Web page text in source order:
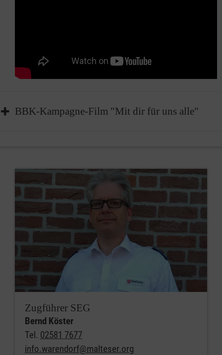
BBK-Kampagne-Film "Mit dir für uns alle"
Zugführer SEG
Bernd Köster
Tel. 02581 7677
info.warendorf@malteser.org